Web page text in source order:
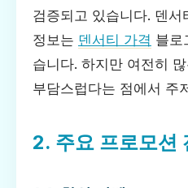
검증되고 있습니다. 덴
정보는 덴서티 가격 블로
습니다. 하지만 여전히
부담스럽다는 점에서 주
2. 주요 프로모션